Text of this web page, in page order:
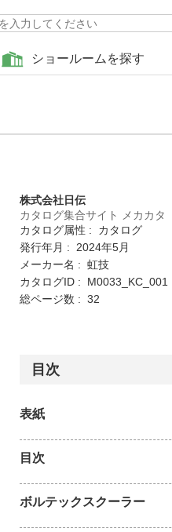
ショールームを探す
株式会社日伝
カタログ集合サイト メカカタ
カタログ属性 : カタログ
発行年月 : 2024年5月
メーカー名 : 虹技
カタログID : M0033_KC_001
総ページ数 : 32
目次
表紙
目次
ボルテックスクーラー